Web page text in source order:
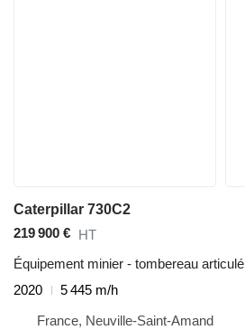
Caterpillar 730C2
219 900 € HT
Équipement minier - tombereau articulé
2020
5 445 m/h
France, Neuville-Saint-Amand